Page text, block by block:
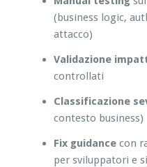
(business logic,
attacco)
Validazione
controllati
Classificazione
contesto business)
Fix guidancecon
per sviluppatori e